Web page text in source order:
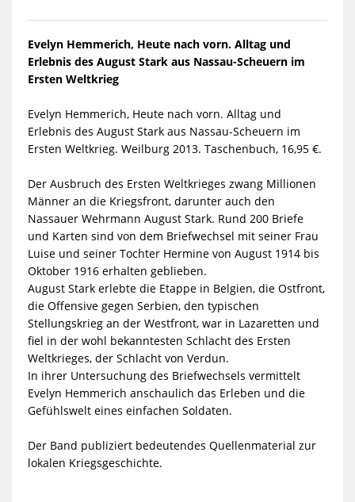
Evelyn Hemmerich, Heute nach vorn. Alltag und
Erlebnis des August Stark aus Nassau-Scheuern im
Ersten Weltkrieg
Evelyn Hemmerich, Heute nach vorn. Alltag und
Erlebnis des August Stark aus Nassau-Scheuern im
Ersten Weltkrieg. Weilburg 2013. Taschenbuch, 16,95 €.
Der Ausbruch des Ersten Weltkrieges zwang Millionen
Männer an die Kriegsfront, darunter auch den
Nassauer Wehrmann August Stark. Rund 200 Briefe
und Karten sind von dem Briefwechsel mit seiner Frau
Luise und seiner Tochter Hermine von August 1914 bis
Oktober 1916 erhalten geblieben.
August Stark erlebte die Etappe in Belgien, die Ostfront,
die Offensive gegen Serbien, den typischen
Stellungskrieg an der Westfront, war in Lazaretten und
fiel in der wohl bekanntesten Schlacht des Ersten
Weltkrieges, der Schlacht von Verdun.
In ihrer Untersuchung des Briefwechsels vermittelt
Evelyn Hemmerich anschaulich das Erleben und die
Gefühlswelt eines einfachen Soldaten.
Der Band publiziert bedeutendes Quellenmaterial zur
lokalen Kriegsgeschichte.